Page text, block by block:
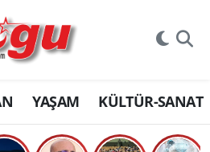
YAŞAM KÜLTÜR-SANAT